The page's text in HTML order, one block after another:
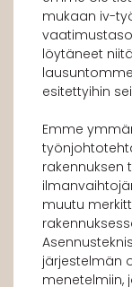
mukaan iv-
löytäneet
esitettyihin
Emme
rakennuksen
muutu
järjestelmän
menetelmiin,